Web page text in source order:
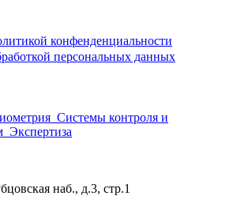
конфенденциальности
персональных данных
Системы контроля и
Экспертиза
наб., д.3, стр.1